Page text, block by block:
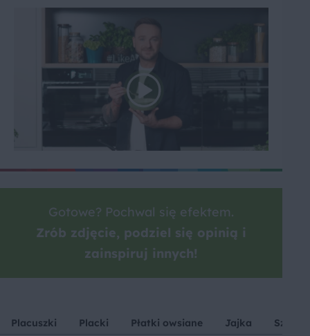
Gotowe? Pochwal się efektem.
Zrób zdjęcie, podziel się opinią i
zainspiruj innych!
Placuszki Placki Płatki owsiane Jajka